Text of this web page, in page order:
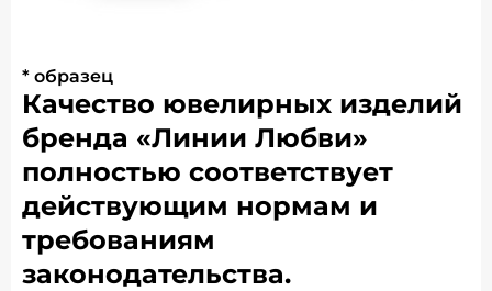
* образец
Качество ювелирных изделий
бренда «Линии Любви»
полностью соответствует
действующим нормам и
требованиям
законодательства.